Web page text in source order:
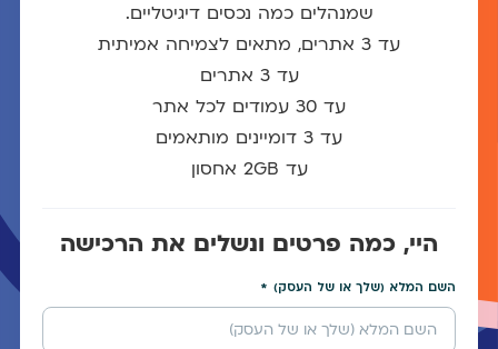
שמנהלים כמה נכסים דיגיטליים.
עד 3 אתרים, מתאים לצמיחה אמיתית
עד 3 אתרים
עד 30 עמודים לכל אתר
עד 3 דומיינים מותאמים
עד 2GB אחסון
היי, כמה פרטים ונשלים את הרכישה
השם המלא (שלך או של העסק)